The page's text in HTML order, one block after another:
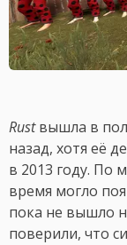
Rustвышла в
назад, хотя её
в 2013 году. По
время могло
пока не вышло
поверили, что